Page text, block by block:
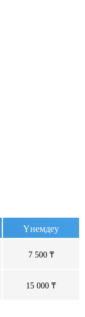
Үнемдеу
7 500 ₸
15 000 ₸